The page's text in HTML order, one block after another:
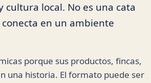
cultura local. No es una cata
en un ambiente
porque sus productos, fincas,
una historia. El formato puede ser